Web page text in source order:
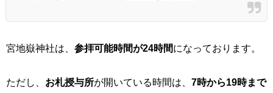
宮地嶽神社は、 参拝可能時間が24時間になっております。
ただし、 お札授与所が開いている時間は、 7時から19時まで